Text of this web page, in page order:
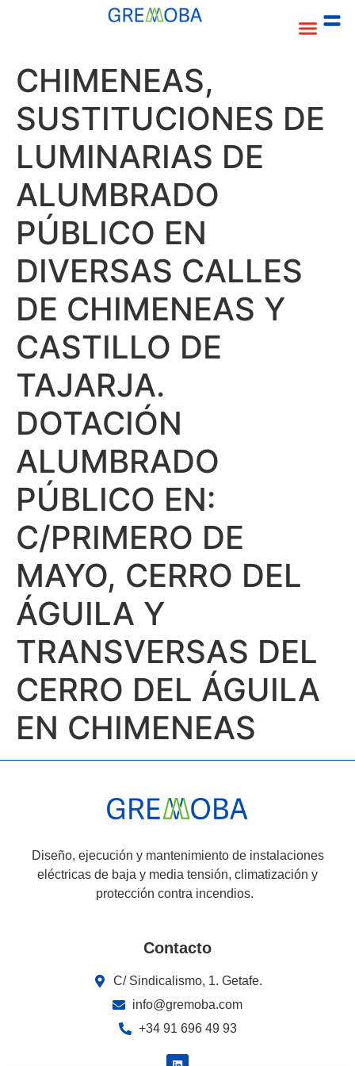
CHIMENEAS,
SUSTITUCIONES DE
LUMINARIAS DE
ALUMBRADO
PÚBLICO EN
DIVERSAS CALLES
DE CHIMENEAS Y
CASTILLO DE
TAJARJA.
DOTACIÓN
ALUMBRADO
PÚBLICO EN:
C/PRIMERO DE
MAYO, CERRO DEL
ÁGUILA Y
TRANSVERSAS DEL
CERRO DEL ÁGUILA
EN CHIMENEAS
Diseño, ejecución y mantenimiento de instalaciones
eléctricas de baja y media tensión, climatización y
protección contra incendios.
Contacto
C/ Sindicalismo, 1. Getafe.
info@gremoba.com
+34 91 696 49 93